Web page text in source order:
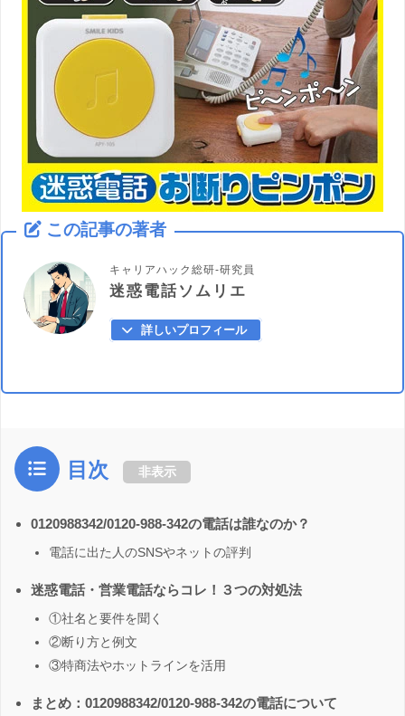
この記事の著者
キャリアハック総研-研究員
迷惑電話ソムリエ
詳しいプロフィール
目次 非表示
0120988342/0120-988-342の電話は誰なのか？
電話に出た人のSNSやネットの評判
迷惑電話・営業電話ならコレ！３つの対処法
①社名と要件を聞く
②断り方と例文
③特商法やホットラインを活用
まとめ：0120988342/0120-988-342の電話について